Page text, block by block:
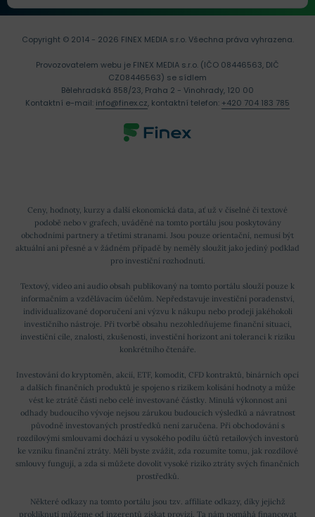
Ceny, hodnoty, kurzy a další ekonomická data, ať už v číselné či textové
podobě nebo v grafech, uváděné na tomto portálu jsou poskytovány
obchodními partnery a třetími stranami. Jsou pouze orientační, nemusí být
aktuální ani přesné a v žádném případě by neměly sloužit jako jediný podklad
pro investiční rozhodnutí.
Textový, video ani audio obsah publikovaný na tomto portálu slouží pouze k
informačním a vzdělávacím účelům. Nepředstavuje investiční poradenství,
individualizované doporučení ani výzvu k nákupu nebo prodeji jakéhokoli
investičního nástroje. Při tvorbě obsahu nezohledňujeme finanční situaci,
investiční cíle, znalosti, zkušenosti, investiční horizont ani toleranci k riziku
konkrétního čtenáře.
Investování do kryptoměn, akcií, ETF, komodit, CFD kontraktů, binárních opcí
a dalších finančních produktů je spojeno s rizikem kolísání hodnoty a může
vést ke ztrátě části nebo celé investované částky. Minulá výkonnost ani
odhady budoucího vývoje nejsou zárukou budoucích výsledků a návratnost
původně investovaných prostředků není zaručena. Při obchodování s
rozdílovými smlouvami dochází u vysokého podílu účtů retailových investorů
ke vzniku finanční ztráty. Měli byste zvážit, zda rozumíte tomu, jak rozdílové
smlouvy fungují, a zda si můžete dovolit vysoké riziko ztráty svých finančních
prostředků.
Některé odkazy na tomto portálu jsou tzv. affiliate odkazy, díky jejichž
prokliknutí můžeme od inzerentů získat provizi. Ta nám pomáhá financovat
Copyright © 2014 - 2026 FINEX MEDIA s.r.o.Všechna práva vyhrazena.
Provozovatelem webu je FINEX MEDIA s.r.o. (IČO 08446563, DIČ
CZ08446563) se sídlem
Bělehradská 858/23, Praha 2 - Vinohrady, 120 00
Kontaktní e-mail: info@finex.cz, kontaktní telefon: +420 704 183 785